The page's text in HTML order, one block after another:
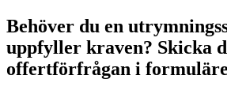
Behöver du en
uppfyller kraven? Skicka
offertförfrågan i